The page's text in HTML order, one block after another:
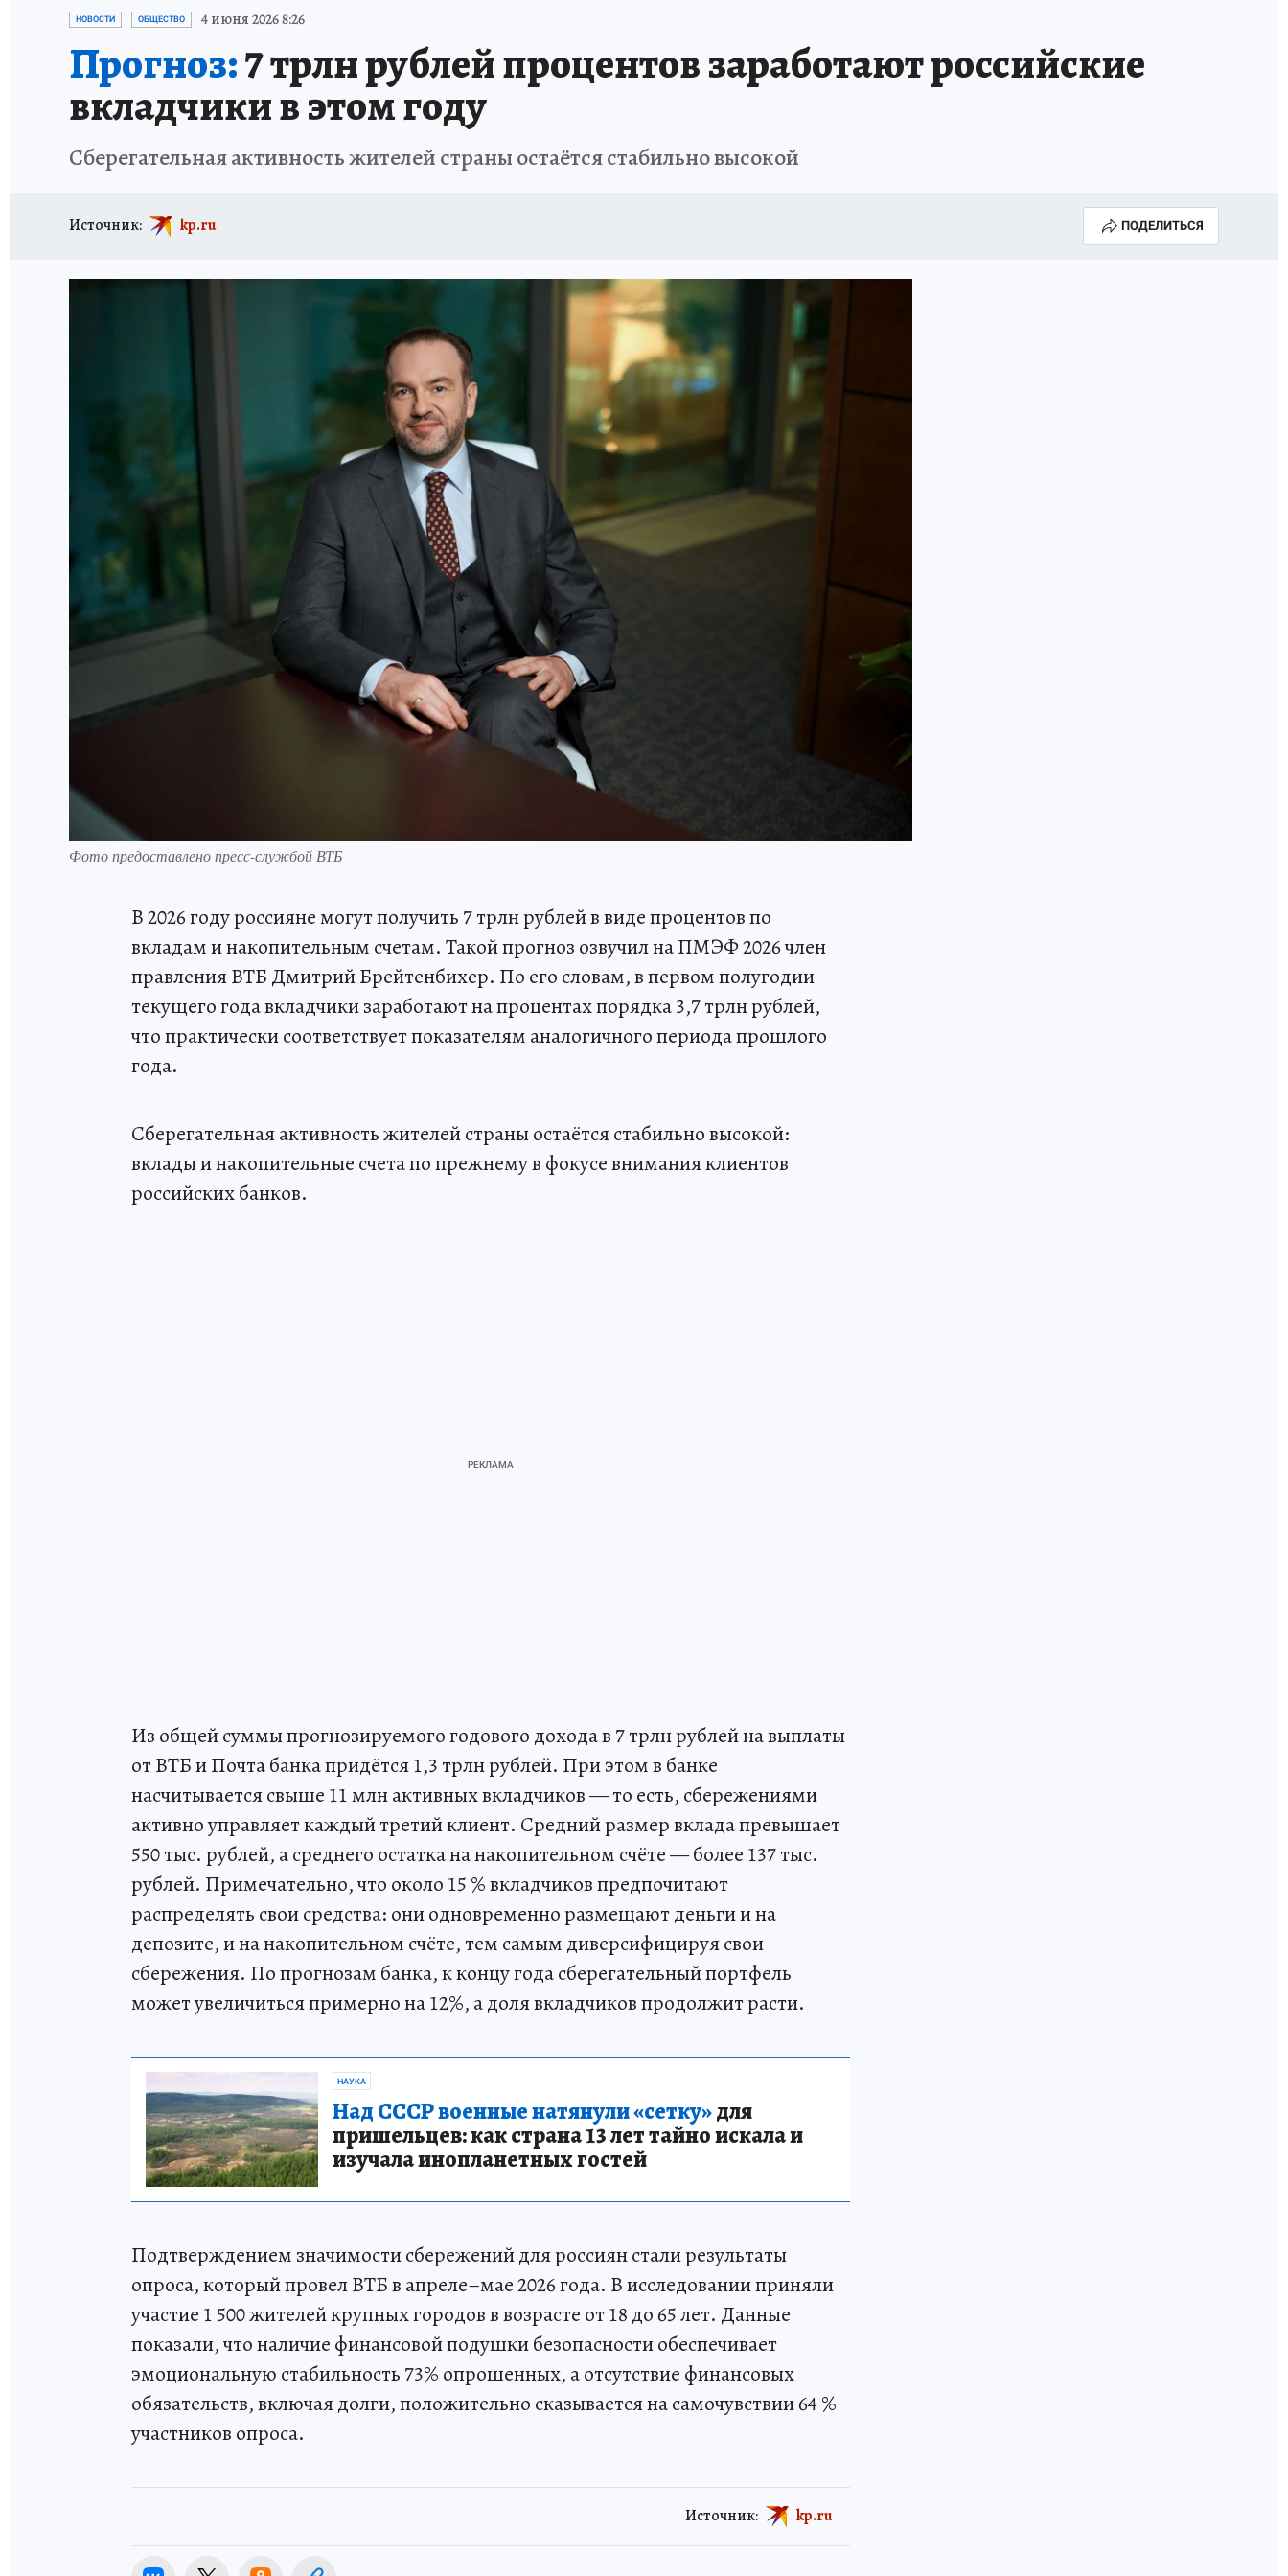
ПРОИСШЕСТВИЯ АФИША
НОВОСТИ ОБЩЕСТВО 4 июня 2026 8:26
Прогноз:7 трлн рублей процентов заработают российские
вкладчики в этом году
Сберегательная активность жителей страны остаётся стабильно высокой
Источник: kp.ru ПОДЕЛИТЬСЯ
Фото предоставлено пресс-службой ВТБ
В 2026 году россияне могут получить 7 трлн рублей в виде процентов по
вкладам и накопительным счетам. Такой прогноз озвучил на ПМЭФ 2026 член
правления ВТБ Дмитрий Брейтенбихер. По его словам, в первом полугодии
текущего года вкладчики заработают на процентах порядка 3,7 трлн рублей,
что практически соответствует показателям аналогичного периода прошлого
года.
Сберегательная активность жителей страны остаётся стабильно высокой:
вклады и накопительные счета по прежнему в фокусе внимания клиентов
российских банков.
Из общей суммы прогнозируемого годового дохода в 7 трлн рублей на выплаты
от ВТБ и Почта банка придётся 1,3 трлн рублей. При этом в банке
насчитывается свыше 11 млн активных вкладчиков — то есть, сбережениями
активно управляет каждый третий клиент. Средний размер вклада превышает
550 тыс. рублей, а среднего остатка на накопительном счёте — более 137 тыс.
рублей. Примечательно, что около 15 % вкладчиков предпочитают
распределять свои средства: они одновременно размещают деньги и на
депозите, и на накопительном счёте, тем самым диверсифицируя свои
сбережения. По прогнозам банка, к концу года сберегательный портфель
может увеличиться примерно на 12%, а доля вкладчиков продолжит расти.
НАУКА
Над СССР военные натянули «сетку»для
пришельцев: как страна 13 лет тайно искала и
изучала инопланетных гостей
Подтверждением значимости сбережений для россиян стали результаты
опроса, который провел ВТБ в апреле–мае 2026 года. В исследовании приняли
участие 1 500 жителей крупных городов в возрасте от 18 до 65 лет. Данные
показали, что наличие финансовой подушки безопасности обеспечивает
эмоциональную стабильность 73% опрошенных, а отсутствие финансовых
обязательств, включая долги, положительно сказывается на самочувствии 64 %
участников опроса.
Источник: kp.ru